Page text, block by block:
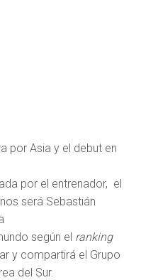
por Asia y el debut en
por el entrenador, el
será Sebastián
según el ranking
y compartirá el Grupo
del Sur.